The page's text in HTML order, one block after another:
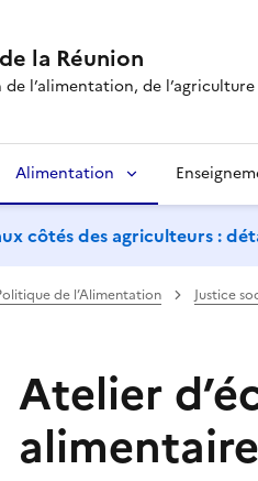
la Réunion
l’alimentation, de
Alimentation
côtés des agriculteurs :
de l’Alimentation Justice
Atelier